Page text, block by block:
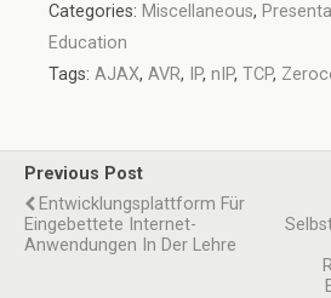
Categories: Miscellaneous,
Education
Tags: AJAX, AVR, IP, nIP, TCP,
Previous Post
Entwicklungsplattform Für
Eingebettete Internet-
Anwendungen In Der Lehre